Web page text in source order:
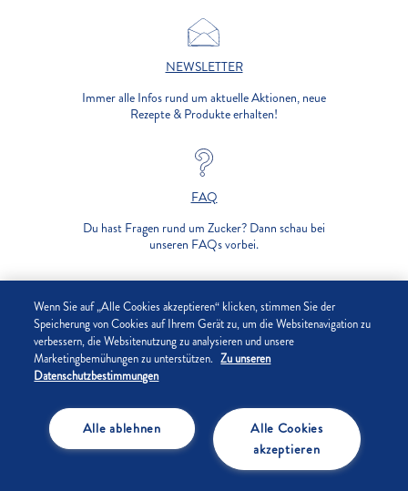
NEWSLETTER
Immer alle Infos rund um aktuelle Aktionen, neue
Rezepte & Produkte erhalten!
FAQ
Du hast Fragen rund um Zucker? Dann schau bei
unseren FAQs vorbei.
UNTERNEHMEN
DATENSCHUTZ
COOKIE-EINSTELLUNGEN
Wenn Sie auf „Alle Cookies akzeptieren“ klicken, stimmen Sie der
Speicherung von Cookies auf Ihrem Gerät zu, um die Websitenavigation zu
verbessern, die Websitenutzung zu analysieren und unsere
Marketingbemühungen zu unterstützen. Zu unseren
Datenschutzbestimmungen
Alle Cookies
akzeptieren
Alle ablehnen